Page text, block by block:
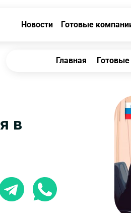
Новости Готовые
Главная
в